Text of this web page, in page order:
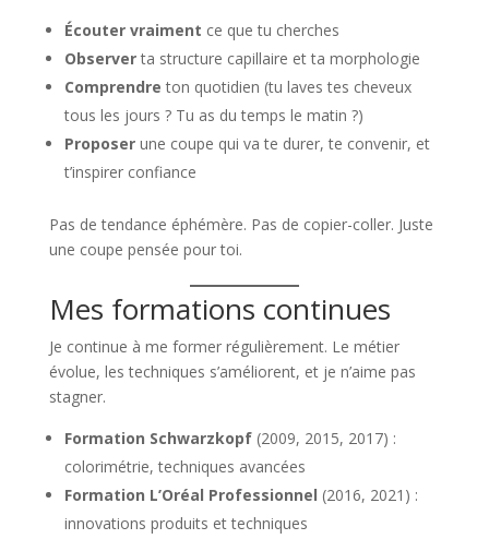
Écouter vraiment ce que tu cherches
Observerta structure capillaire et ta morphologie
Comprendre ton quotidien (tu laves tes cheveux
tous les jours ? Tu as du temps le matin ?)
Proposerune coupe qui va te durer, te convenir, et
t’inspirer confiance
Pas de tendance éphémère. Pas de copier-coller. Juste
une coupe pensée pour toi.
Mes formations continues
Je continue à me former régulièrement. Le métier
évolue, les techniques s’améliorent, et je n’aime pas
stagner.
Formation Schwarzkopf(2009, 2015, 2017) :
colorimétrie, techniques avancées
Formation L’Oréal Professionnel (2016, 2021) :
innovations produits et techniques